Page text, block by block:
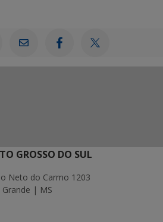
GROSSO DO SUL
Neto do Carmo 1203
Grande | MS